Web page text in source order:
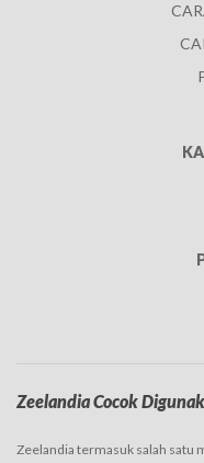
Zeelandia Cocok
Zeelandia termasuk salah satu